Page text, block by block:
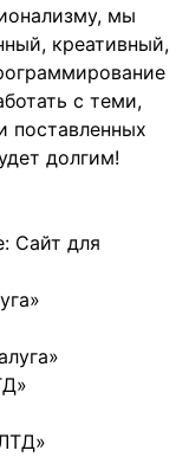
мы
креативный,
с теми,
поставленных
долгим!
Сайт для